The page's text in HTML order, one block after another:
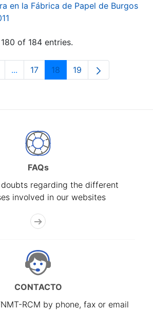
en la Fábrica de Papel de Burgos
of 184 entries.
...Intermediate Pages Use TAB to
Page
17 Page
18 Page
19
FAQs
regarding the different
involved in our websites
CONTACTO
RCM by phone, fax or email